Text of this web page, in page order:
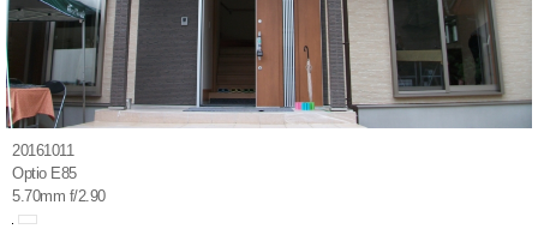
20161011
Optio E85
5.70mm f/2.90